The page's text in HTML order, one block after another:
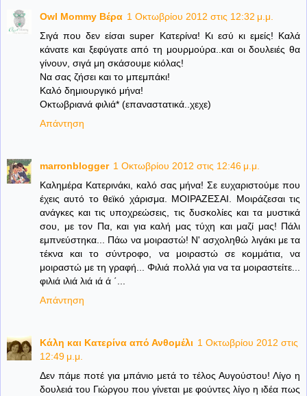
Owl Mommy Βέρα 1 Οκτωβρίου 2012 στις 12:32 μ.μ.
Σιγά που δεν είσαι super Κατερίνα! Κι εσύ κι εμείς! Καλά
κάνατε και ξεφύγατε από τη μουρμούρα..και οι δουλειές θα
γίνουν, σιγά μη σκάσουμε κιόλας!
Να σας ζήσει και το μπεμπάκι!
Καλό δημιουργικό μήνα!
Οκτωβριανά φιλιά* (επαναστατικά..χεχε)
Απάντηση
marronblogger 1 Οκτωβρίου 2012 στις 12:46 μ.μ.
Καλημέρα Κατερινάκι, καλό σας μήνα! Σε ευχαριστούμε που
έχεις αυτό το θεϊκό χάρισμα. ΜΟΙΡΑΖΕΣΑΙ. Μοιράζεσαι τις
ανάγκες και τις υποχρεώσεις, τις δυσκολίες και τα μυστικά
σου, με τον Πα, και για καλή μας τύχη και μαζί μας! Πάλι
εμπνεύστηκα... Πάω να μοιραστώ! Ν' ασχοληθώ λιγάκι με τα
τέκνα και το σύντροφο, να μοιραστώ σε κομμάτια, να
μοιραστώ με τη γραφή... Φιλιά πολλά για να τα μοιραστείτε...
φιλιά ιλιά λιά ιά ά ΄...
Απάντηση
Κάλη και Κατερίνα από Ανθομέλι 1 Οκτωβρίου 2012 στις
12:49 μ.μ.
Δεν πάμε ποτέ για μπάνιο μετά το τέλος Αυγούστου! Λίγο η
δουλειά του Γιώργου που γίνεται με φούντες λίγο η ιδέα πως